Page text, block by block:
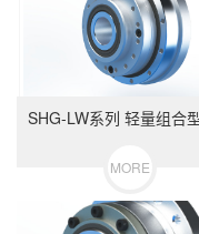
MORE